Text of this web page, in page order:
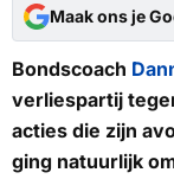
Maak ons je
Bondscoach
verliespartij
acties die zijn
ging natuurlijk